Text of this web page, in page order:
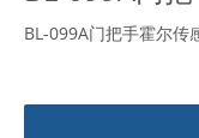
BL-099A门把手霍尔传